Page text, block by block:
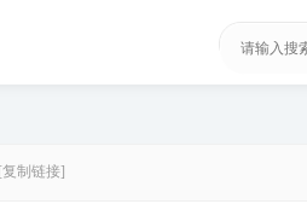
[复制链接]